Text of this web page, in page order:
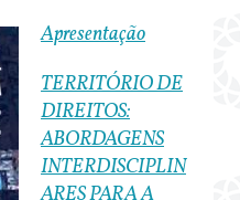
Apresentação
TERRITÓRIO DE
DIREITOS:
ABORDAGENS
INTERDISCIPLIN